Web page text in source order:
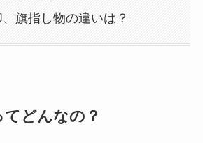
旗指し物の違いは？
どんなの？